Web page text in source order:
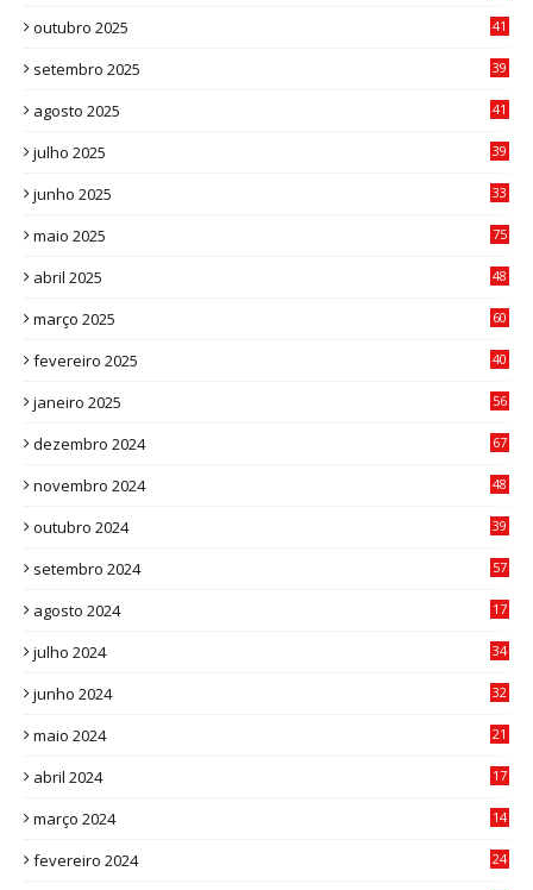
outubro 2025
41
setembro 2025
39
agosto 2025
41
julho 2025
39
junho 2025
33
maio 2025 75
abril 2025
48
março 2025
60
fevereiro 2025
40
janeiro 2025
56
dezembro 2024
67
novembro 2024
48
outubro 2024
39
setembro 2024
57
agosto 2024
17
julho 2024
34
junho 2024
32
maio 2024
21
abril 2024
17
março 2024
14
fevereiro 2024
24